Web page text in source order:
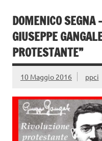
DOMENICO SEGNA
GIUSEPPE
PROTESTANTE”
10 Maggio 2016 ppci